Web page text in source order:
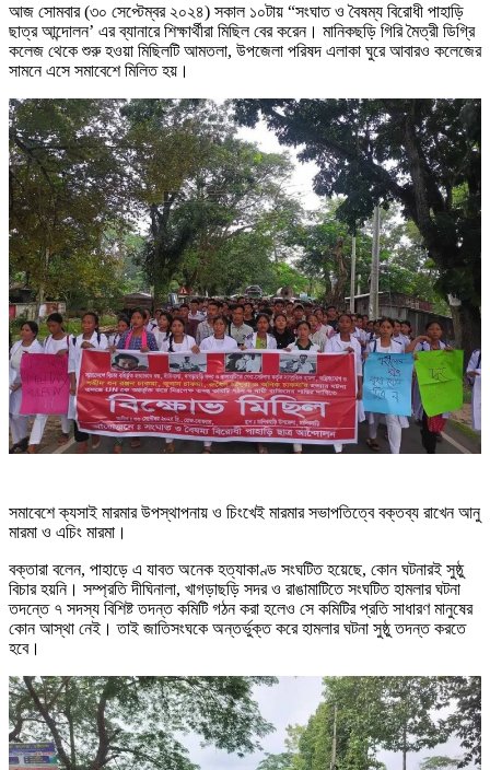
আজ সোমবার (৩০ সেপ্টেম্বর ২০২৪) সকাল ১০টায় “সংঘাত ও বৈষম্য বিরোধী পাহাড়ি
ছাত্র আন্দোলন’ এর ব্যানারে শিক্ষার্থীরা মিছিল বের করেন। মানিকছড়ি গিরি মৈত্রী ডিগ্রি
কলেজ থেকে শুরু হওয়া মিছিলটি আমতলা, উপজেলা পরিষদ এলাকা ঘুরে আবারও কলেজের
সামনে এসে সমাবেশে মিলিত হয়।
সমাবেশে ক্যসাই মারমার উপস্থাপনায় ও চিংখেই মারমার সভাপতিত্বে বক্তব্য রাখেন আনু
মারমা ও এচিং মারমা।
বক্তারা বলেন, পাহাড়ে এ যাবত অনেক হত্যাকাণ্ড সংঘটিত হয়েছে, কোন ঘটনারই সুষ্ঠু
বিচার হয়নি। সম্প্রতি দীঘিনালা, খাগড়াছড়ি সদর ও রাঙামাটিতে সংঘটিত হামলার ঘটনা
তদন্তে ৭ সদস্য বিশিষ্ট তদন্ত কমিটি গঠন করা হলেও সে কমিটির প্রতি সাধারণ মানুষের
কোন আস্থা নেই। তাই জাতিসংঘকে অন্তর্ভুক্ত করে হামলার ঘটনা সুষ্ঠু তদন্ত করতে
হবে।